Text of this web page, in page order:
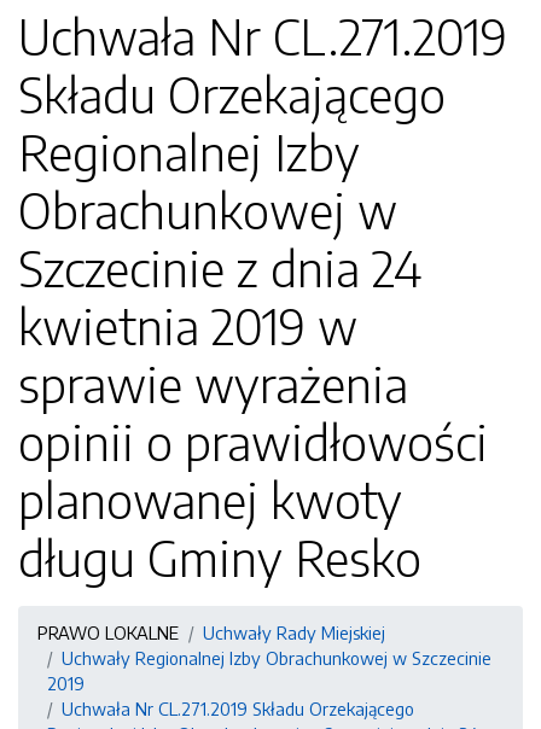
Uchwała Nr CL.271.2019
Składu Orzekającego
Regionalnej Izby
Obrachunkowej w
Szczecinie z dnia 24
kwietnia 2019 w
sprawie wyrażenia
opinii o prawidłowości
planowanej kwoty
długu Gminy Resko
PRAWO LOKALNE
Uchwały Rady Miejskiej
Uchwały Regionalnej Izby Obrachunkowej w Szczecinie
2019
Uchwała Nr CL.271.2019 Składu Orzekającego